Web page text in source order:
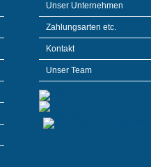
Unser Unternehmen
Zahlungsarten etc.
Kontakt
Unser Team